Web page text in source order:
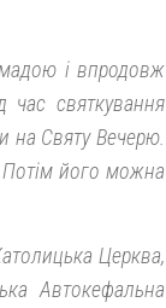
і впродовж
час святкування
на Святу Вечерю.
Потім його можна
Церква,
Автокефальна